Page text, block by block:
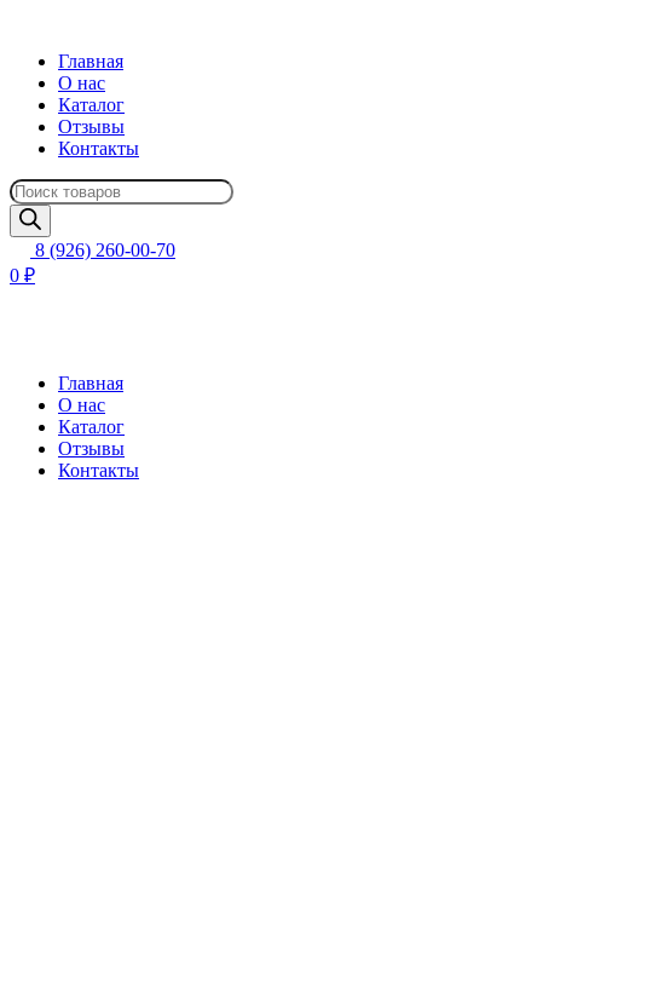
Главная
О нас
Каталог
Отзывы
Контакты
Поиск
товаров
8 (926) 260-00-70
0 ₽
Главная
О нас
Каталог
Отзывы
Контакты